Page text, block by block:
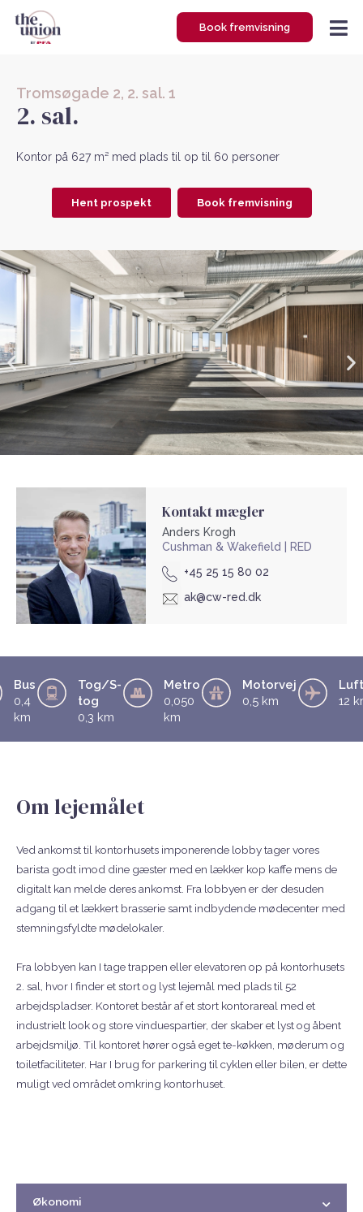
Book fremvisning
Tromsøgade 2, 2. sal. 1
2. sal.
Kontor på 627 m² med plads til op til 60 personer
Hent prospekt Book fremvisning
Kontakt mægler
Anders Krogh
Cushman & Wakefield | RED
+45 25 15 80 02
ak@cw-red.dk
Bus
0,4
km
Tog/S-
tog
0,3 km
Metro
0,050
km
Motorvej
0,5 km
12
Om lejemålet
Ved ankomst til kontorhusets imponerende lobby tager vores
barista godt imod dine gæster med en lækker kop kaffe mens de
digitalt kan melde deres ankomst. Fra lobbyen er der desuden
adgang til et lækkert brasserie samt indbydende mødecenter med
stemningsfyldte mødelokaler.
Fra lobbyen kan I tage trappen eller elevatoren op på kontorhusets
2. sal, hvor I finder et stort og lyst lejemål med plads til 52
arbejdspladser. Kontoret består af et stort kontorareal med et
industrielt look og store vinduespartier, der skaber et lyst og åbent
arbejdsmiljø. Til kontoret hører også eget te-køkken, møderum og
toiletfaciliteter. Har I brug for parkering til cyklen eller bilen, er dette
muligt ved området omkring kontorhuset.
Økonomi